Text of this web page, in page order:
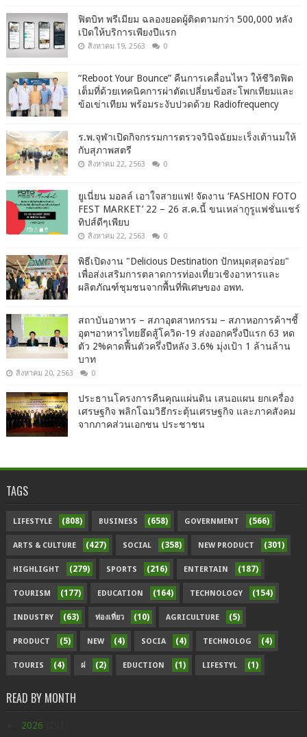
ฟิตบิท พรีเมียม ฉลองยอดผู้ติดตามกว่า 500,000 หลัง
เปิดให้บริการเพียงปีแรก
สิงหาคม 19, 2563 0
“Reboot Your Bounce” คืนการเคลื่อนไหว ให้ชีวิตฟิต
เต็มที่ด้วยเทคนิคการผ่าตัดเปลี่ยนข้อสะโพกเทียมและ
ข้อเข่าเทียม พร้อมระงับปวดด้วย Radiofrequency
ร.พ.จุฬาเปิดกิจกรรมการตรวจวินิจฉัยมะเร็งเต้านมให้
กับสุภาพสตรี
สิงหาคม 22, 2563 0
ยูเนี่ยน มอลล์ เอาใจสายแฟ! จัดงาน ‘FASHION FOTO
FEST MARKET’ 22 – 26 ส.ค.นี้ ขนเหล่ากูรูแฟชั่นแชร์
ทิปส์ดีๆเพียบ
สิงหาคม 22, 2563 0
พิธีเปิดงาน "Delicious Destination ปักหมุดสุดอร่อย"
เพื่อส่งเสริมการตลาดการท่องเที่ยวเชิงอาหารและ
ผลิตภัณฑ์ชุมชนจากพื้นที่พิเศษของ อพท.
สถาบันอาหาร – สภาอุตสาหกรรม – สภาหอการค้าฯชี้
อุตฯอาหารไทยฮึดสู้โควิด-19 ส่งออกครึ่งปีแรก 63 หด
ตัว 2%คาดฟื้นตัวครึ่งปีหลัง 3.6% มุ่งเป้า 1 ล้านล้าน
บาท
สิงหาคม 20, 2563 0
ประธานโครงการคืนคุณแผ่นดิน เสนอแผน ยกเครื่อง
เศรษฐกิจ พลิกโฉมวิธีกระตุ้นเศรษฐกิจ และภาคสังคม
จากภาคส่วนเอกชน ประชาชน
TAGS
LIFESTYLE (808) BUSINESS (658) GOVERNMENT (566)
ARTS & CULTURE (427) SOCIAL (358) NEW PRODUCT (301)
HIGHLIGHT (279) SPORTS (216) ENTERTAIN (187)
TOURISM (177) EDUCATION (164) TECHNOLOGY (154)
INDUSTRY (63) ท่องเที่ยว (10) AGRICULTURE (5)
PRODUCT (5) NEW (4) SOCIA (4) TECHNOLOG (4)
TOURIS (4) ฝ (2) EDUCTION (1) LIFESTYL (1)
READ BY MONTH
2026